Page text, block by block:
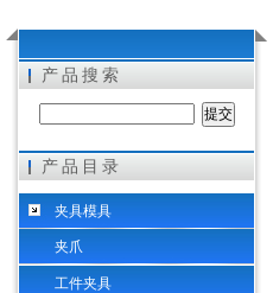
希而科工业控制设备（上海）有限公司
产品搜索
产品目录
夹具模具
夹爪
工件夹具